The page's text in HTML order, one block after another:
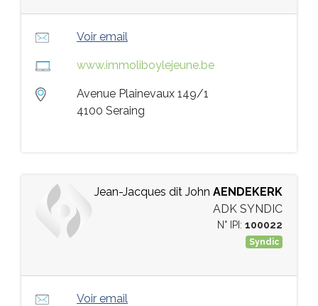
Voir email
www.immoliboylejeune.be
Avenue Plainevaux 149/1
4100 Seraing
Jean-Jacques dit John AENDEKERK
ADK SYNDIC
N° IPI: 100022
Syndic
Voir email